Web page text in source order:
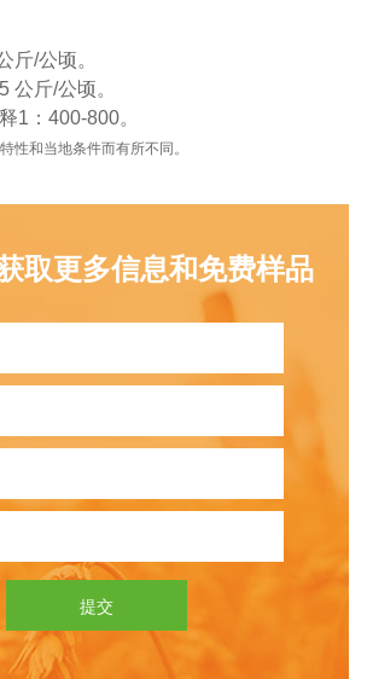
斤/公顷。
公斤/公顷。
1：400-800。
性和当地条件而有所不同。
取更多信息和免费样品
提交